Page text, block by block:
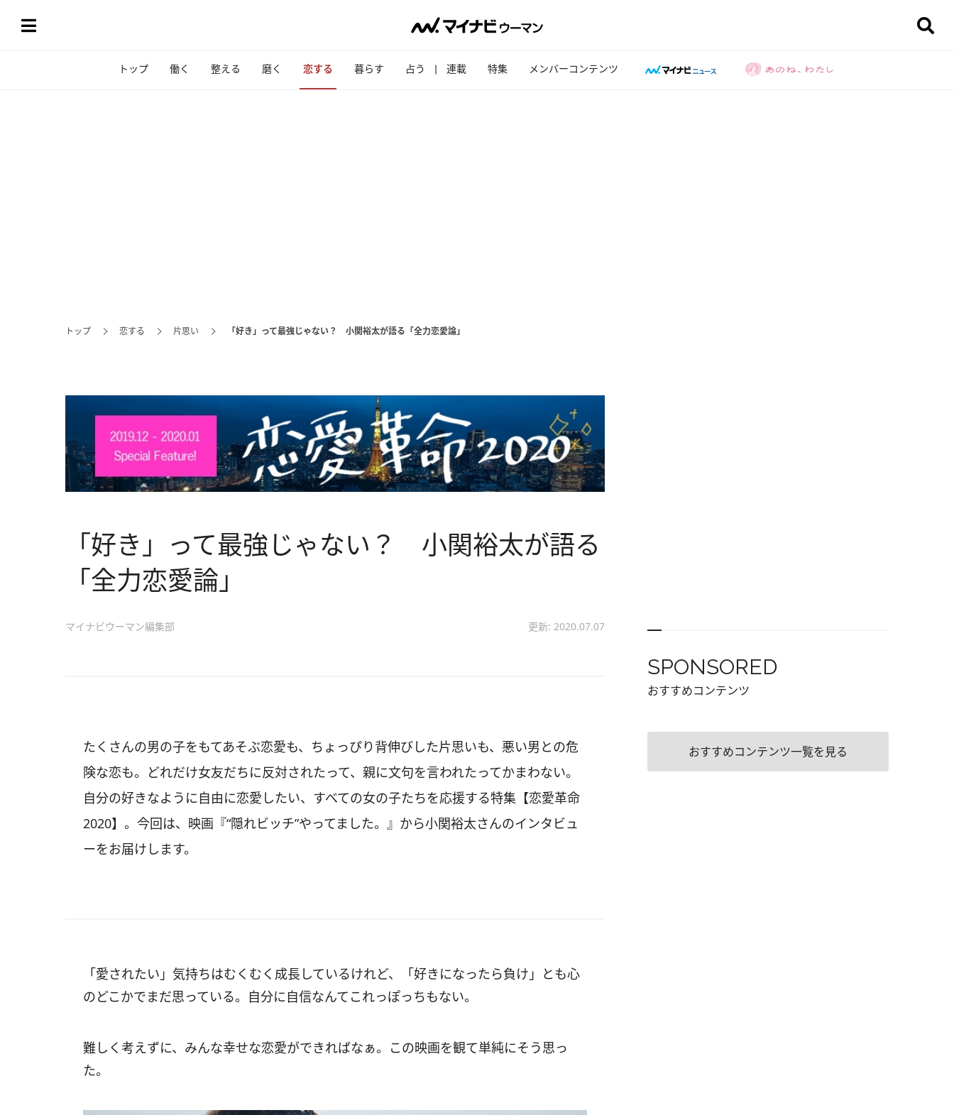
トップ 働く 整える 磨く 恋する 暮らす 占う 連載 特集 メンバーコンテンツ
トップ 恋する 片思い 「好き」って最強じゃない？ 小関裕太が語る「全力恋愛論」
「好き」って最強じゃない？ 小関裕太が語る
「全力恋愛論」
マイナビウーマン編集部 更新: 2020.07.07
たくさんの男の子をもてあそぶ恋愛も、ちょっぴり背伸びした片思いも、悪い男との危
険な恋も。どれだけ女友だちに反対されたって、親に文句を言われたってかまわない。
自分の好きなように自由に恋愛したい、すべての女の子たちを応援する特集【恋愛革命
2020】。今回は、映画『“隠れビッチ”やってました。』から小関裕太さんのインタビュ
ーをお届けします。
「愛されたい」気持ちはむくむく成長しているけれど、「好きになったら負け」とも心
のどこかでまだ思っている。自分に自信なんてこれっぽっちもない。
難しく考えずに、みんな幸せな恋愛ができればなぁ。この映画を観て単純にそう思っ
た。
SPONSORED
おすすめコンテンツ
おすすめコンテンツ一覧を見る